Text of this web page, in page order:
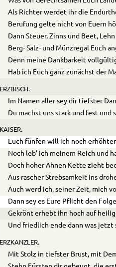
Als Richter werdet ihr die
Berufung gelte nicht von Euern
Dann Steuer, Zinns und Beet,
Berg- Salz- und Münzregal Euch
Denn meine Dankbarkeit
Hab ich Euch ganz zunächst der
ERZBISCH.
Im Namen aller sey dir tiefster
Du machst unsstark und fest und
KAISER.
Euch fünfen will ich noch
Noch leb’ ich meinem Reich und
Doch hoher Ahnen Kette zieht
Aus rascher Strebsamkeit ins
Auch werd ich, seiner Zeit, mich
Dann sey es Eure Pflicht den
Gekrönt erhebt ihn hoch auf
Und friedlich ende dann was jetzt
ERZKANZLER.
Mit Stolz in tiefster Brust, mit